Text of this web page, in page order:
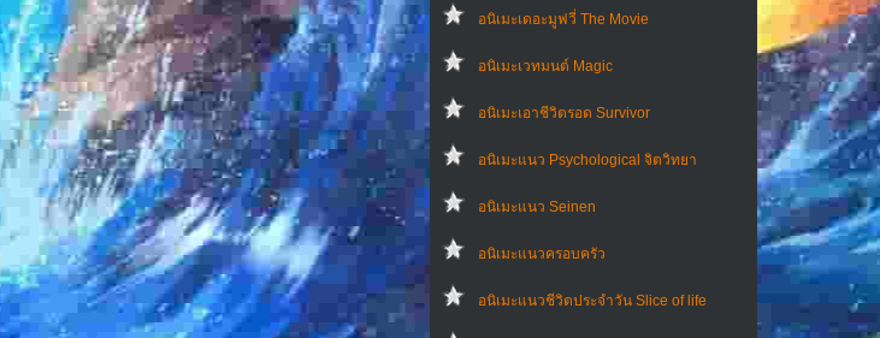
อนิเมะเดอะมูฟวี่ The Movie
อนิเมะเวทมนต์ Magic
อนิเมะเอาชีวิตรอด Survivor
อนิเมะแนว Psychological จิตวิทยา
อนิเมะแนว Seinen
อนิเมะแนวครอบครัว
อนิเมะแนวชีวิตประจําวัน Slice of life